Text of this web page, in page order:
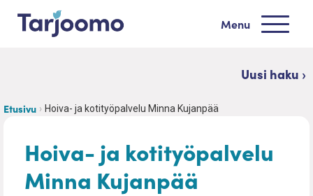
Siirry sisältöön
Menu
Uusi haku ›
Etusivu Hoiva- ja kotityöpalvelu Minna Kujanpää
Hoiva- ja kotityöpalvelu
Minna Kujanpää